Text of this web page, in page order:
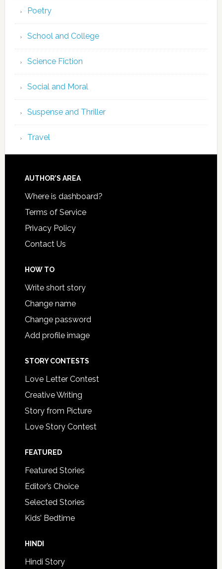
Poetry
School and College
Science Fiction
Social and Moral
Suspense and Thriller
Travel
AUTHOR’S AREA
Where is dashboard?
Terms of Service
Privacy Policy
Contact Us
HOW TO
Write short story
Change name
Change password
Add profile image
STORY CONTESTS
Love Letter Contest
Creative Writing
Story from Picture
Love Story Contest
FEATURED
Featured Stories
Editor’s Choice
Selected Stories
Kids’ Bedtime
HINDI
Hindi Story